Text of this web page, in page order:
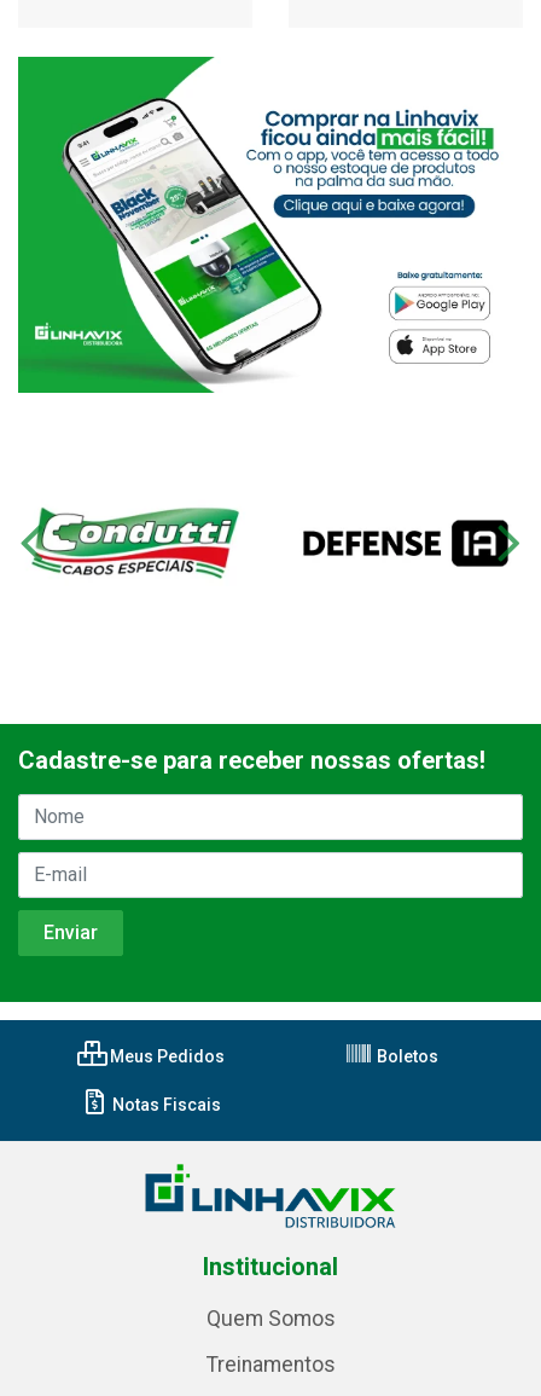
Cadastre-se para receber nossas ofertas!
Meus Pedidos Boletos
Notas Fiscais
Institucional
Quem Somos
Treinamentos